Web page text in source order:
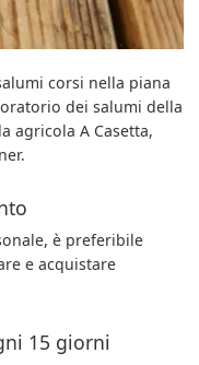
corsi nella piana
dei salumi della
agricola A Casetta,
è preferibile
e acquistare
15 giorni